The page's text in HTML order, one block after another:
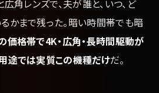
角レンズで、夫が誰と、いつ、ど
かまで残った。暗い時間帯でも暗
価格帯で4K・広角・長時間駆動が
途では実質この機種だけだ。